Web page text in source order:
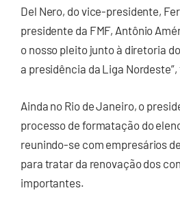
Del Nero, do vice-presidente,
presidente da FMF, Antônio
o nosso pleito junto à diretoria
a presidência da Liga
Ainda no Rio de Janeiro, o
processo de formatação do
reunindo-se com empresários
para tratar da renovação dos
importantes.